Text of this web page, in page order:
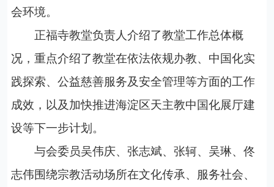
会环境。
正福寺教堂负责人介绍了教堂工作总体概
况，重点介绍了教堂在依法依规办教、 中国化实
践探索、公益慈善服务及安全管理等方面的工作
成效，以及加快推进海淀区天主教中国化展厅建
设等下一步计划。
与会委员吴伟庆、张志斌、张轲、吴琳、佟
志伟围绕宗教活动场所在文化传承、服务社会、